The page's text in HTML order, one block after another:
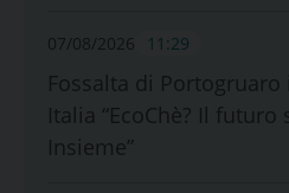
07/08/2026 11:29
Fossalta di Portogruaro
Italia “EcoChè? Il futuro
Insieme”